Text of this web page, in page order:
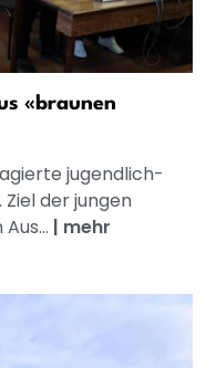
«braunen
jugendlich-
der jungen
| mehr